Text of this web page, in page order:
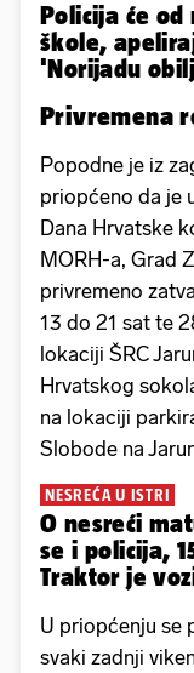
Policija će
škole,
'Norijadu
Privremena
Popodne je iz
priopćeno da je
Dana Hrvatske
MORH-a, Grad
privremeno
13 do 21 sat te
lokaciji ŠRC
Hrvatskog
na lokaciji
Slobode na
NESREĆA U ISTRI
O nesreći
se i policija,
Traktor je
U priopćenju se
svaki zadnji